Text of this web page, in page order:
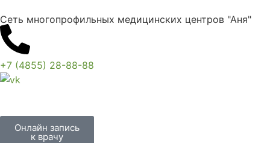
Сеть многопрофильных медицинских центров "Аня"
+7 (4855) 28-88-88
Онлайн запись
к врачу